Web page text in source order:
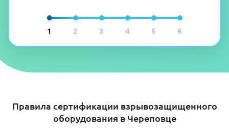
1 2 3 4 5 6
Правила сертификации взрывозащищенного
оборудования в Череповце